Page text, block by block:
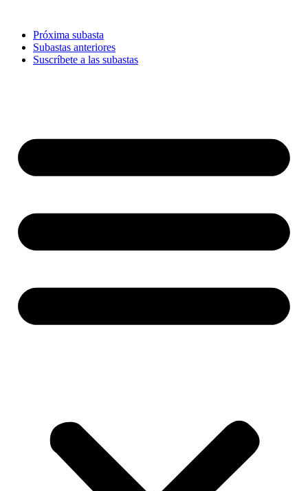
contenidoPróxima subasta
Subastas anteriores
Suscríbete a las subastas